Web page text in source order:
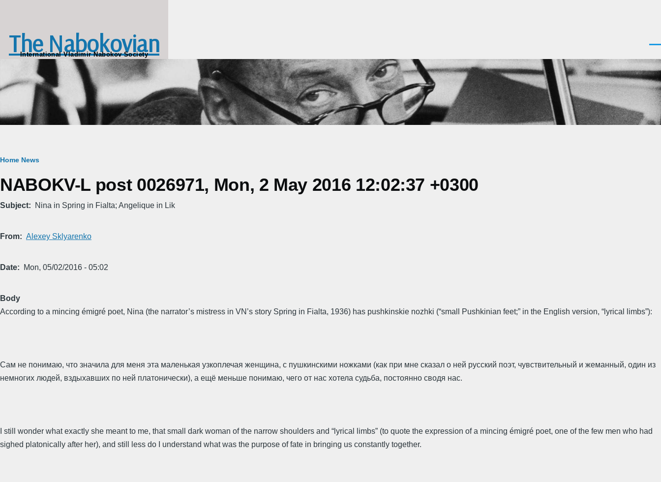
The Nabokovian
International Vladimir Nabokov Society
Breadcrumb
Home News
NABOKV-L post 0026971, Mon, 2 May 2016 12:02:37 +0300
Subject Nina in Spring in Fialta; Angelique in Lik
From Alexey Sklyarenko
Date Mon, 05/02/2016 - 05:02
Body
According to a mincing émigré poet, Nina (the narrator’s mistress in VN’s story Spring in Fialta, 1936) has pushkinskie nozhki (“small Pushkinian feet;” in the English version, “lyrical limbs”):
Сам не понимаю, что значила для меня эта маленькая узкоплечая женщина, с пушкинскими ножками (как при мне сказал о ней русский поэт, чувствительный и жеманный, один из
немногих людей, вздыхавших по ней платонически), а ещё меньше понимаю, чего от нас хотела судьба, постоянно сводя нас.
I still wonder what exactly she meant to me, that small dark woman of the narrow shoulders and “lyrical limbs” (to quote the expression of a mincing émigré poet, one of the few men who had
sighed platonically after her), and still less do I understand what was the purpose of fate in bringing us constantly together.